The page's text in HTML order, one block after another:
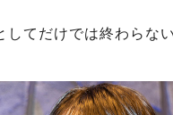
してだけでは終わらな